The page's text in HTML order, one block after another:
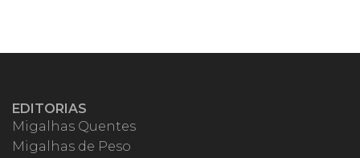
EDITORIAS
Migalhas Quentes
Migalhas de Peso